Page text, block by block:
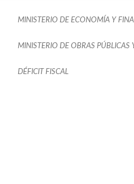
MINISTERIO DE ECONOMÍA Y
MINISTERIO DE OBRAS
DÉFICIT FISCAL